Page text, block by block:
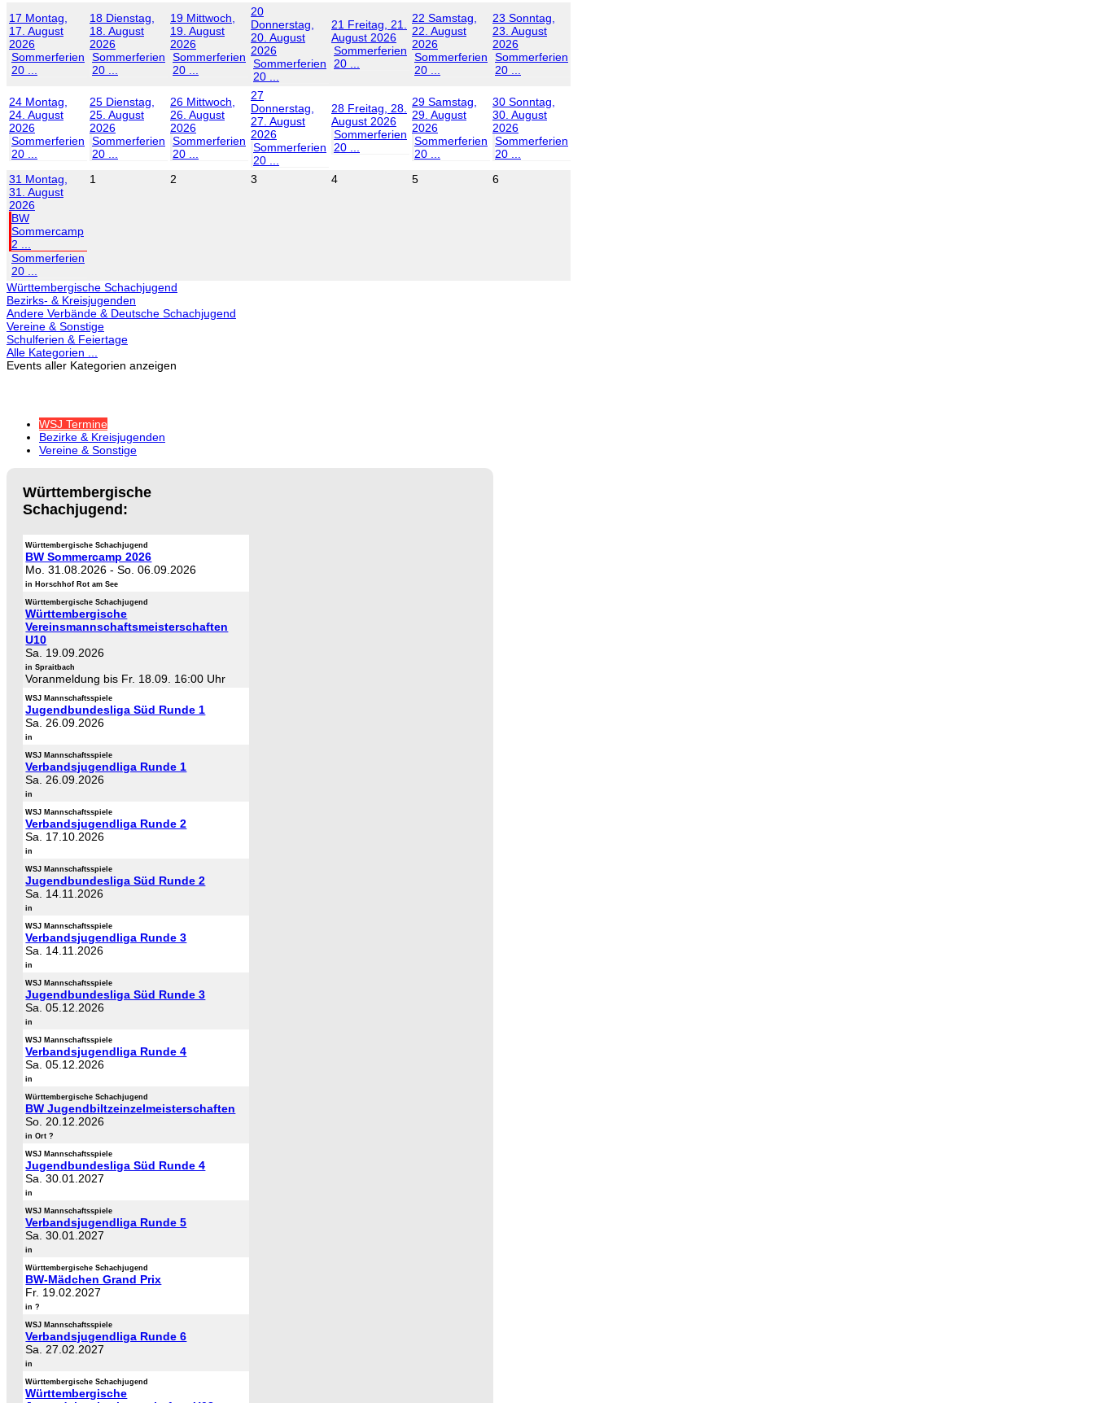
17 Montag,
17. August
2026
Sommerferien
20 ...
18 Dienstag,
18. August
2026
Sommerferien
20 ...
19 Mittwoch,
19. August
2026
Sommerferien
20 ...
20
Donnerstag,
20. August
2026
Sommerferien
20 ...
21 Freitag, 21.
August 2026
Sommerferien
20 ...
22 Samstag,
22. August
2026
Sommerferien
20 ...
23 Sonntag,
23. August
2026
Sommerferien
20 ...
24 Montag,
24. August
2026
Sommerferien
20 ...
25 Dienstag,
25. August
2026
Sommerferien
20 ...
26 Mittwoch,
26. August
2026
Sommerferien
20 ...
27
Donnerstag,
27. August
2026
Sommerferien
20 ...
28 Freitag, 28.
August 2026
Sommerferien
20 ...
29 Samstag,
29. August
2026
Sommerferien
20 ...
30 Sonntag,
30. August
2026
Sommerferien
20 ...
31 Montag,
31. August
2026
BW
Sommercamp
2 ...
Sommerferien
20 ...
1 2 3 4 5 6
Württembergische Schachjugend
Bezirks- & Kreisjugenden
Andere Verbände & Deutsche Schachjugend
Vereine & Sonstige
Schulferien & Feiertage
Alle Kategorien ...
Events aller Kategorien anzeigen
WSJ Termine
Bezirke & Kreisjugenden
Vereine & Sonstige
Württembergische
Schachjugend:
Württembergische Schachjugend
BW Sommercamp 2026
Mo. 31.08.2026 -So. 06.09.2026
in Horschhof Rot am See
Württembergische Schachjugend
Württembergische
Vereinsmannschaftsmeisterschaften
U10
Sa. 19.09.2026
in Spraitbach
Voranmeldung bis Fr. 18.09. 16:00 Uhr
WSJ Mannschaftsspiele
Jugendbundesliga Süd Runde 1
Sa. 26.09.2026
in
WSJ Mannschaftsspiele
Verbandsjugendliga Runde 1
Sa. 26.09.2026
in
WSJ Mannschaftsspiele
Verbandsjugendliga Runde 2
Sa. 17.10.2026
in
WSJ Mannschaftsspiele
Jugendbundesliga Süd Runde 2
Sa. 14.11.2026
in
WSJ Mannschaftsspiele
Verbandsjugendliga Runde 3
Sa. 14.11.2026
in
WSJ Mannschaftsspiele
Jugendbundesliga Süd Runde 3
Sa. 05.12.2026
in
WSJ Mannschaftsspiele
Verbandsjugendliga Runde 4
Sa. 05.12.2026
in
Württembergische Schachjugend
BW Jugendbiltzeinzelmeisterschaften
So. 20.12.2026
in Ort ?
WSJ Mannschaftsspiele
Jugendbundesliga Süd Runde 4
Sa. 30.01.2027
in
WSJ Mannschaftsspiele
Verbandsjugendliga Runde 5
Sa. 30.01.2027
in
Württembergische Schachjugend
BW-Mädchen Grand Prix
Fr. 19.02.2027
in ?
WSJ Mannschaftsspiele
Verbandsjugendliga Runde 6
Sa. 27.02.2027
in
Württembergische Schachjugend
Württembergische